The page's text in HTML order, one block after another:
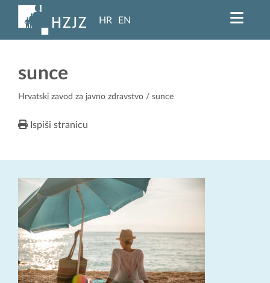
HR EN
sunce
Hrvatski zavod za javno zdravstvo / sunce
Ispiši stranicu